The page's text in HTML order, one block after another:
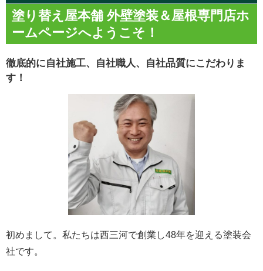
塗り替え屋本舗 外壁塗装＆屋根専門店ホ
ームページへようこそ！
徹底的に自社施工、自社職人、自社品質にこだわりま
す！
初めまして。私たちは西三河で創業し48年を迎える塗装会
社です。